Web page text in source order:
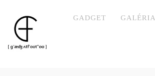
GADGET GALÉRIA